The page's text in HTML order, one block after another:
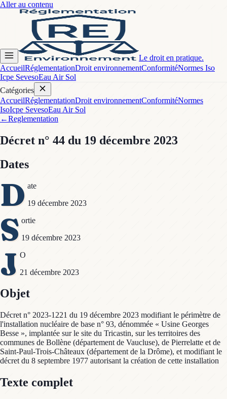
Aller au contenu
Le droit en pratique.
AccueilRéglementationDroit environnementConformitéNormes Iso
Icpe SevesoEau Air Sol
Catégories
AccueilRéglementationDroit environnementConformitéNormes
IsoIcpe SevesoEau Air Sol
←Reglementation
Décret n° 44 du 19 décembre 2023
Dates
D ate
19 décembre 2023
S ortie
19 décembre 2023
J O
21 décembre 2023
Objet
Décret n° 2023-1221 du 19 décembre 2023 modifiant le périmètre de
l'installation nucléaire de base n° 93, dénommée « Usine Georges
Besse », implantée sur le site du Tricastin, sur les territoires des
communes de Bollène (département de Vaucluse), de Pierrelatte et de
Saint-Paul-Trois-Châteaux (département de la Drôme), et modifiant le
décret du 8 septembre 1977 autorisant la création de cette installation
Texte complet